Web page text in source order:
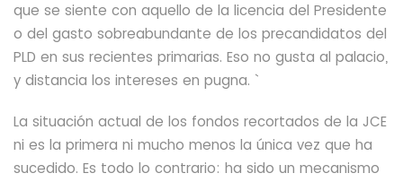
que se siente con aquello de la licencia del Presidente
o del gasto sobreabundante de los precandidatos del
PLD en sus recientes primarias. Eso no gusta al palacio,
y distancia los intereses en pugna. `
La situación actual de los fondos recortados de la JCE
ni es la primera ni mucho menos la única vez que ha
sucedido. Es todo lo contrario: ha sido un mecanismo